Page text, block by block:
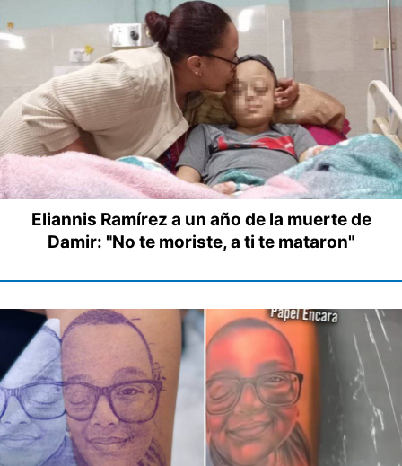
Eliannis Ramírez a un año de la muerte de
Damir: "No te moriste, a ti te mataron"